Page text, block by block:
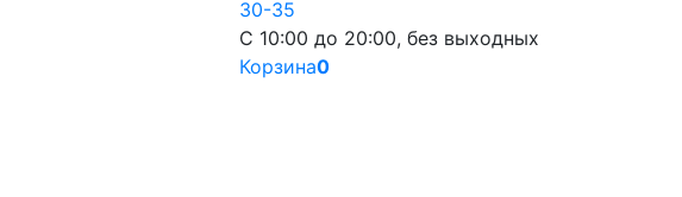
30-35
С 10:00 до 20:00, без выходных
Корзина0